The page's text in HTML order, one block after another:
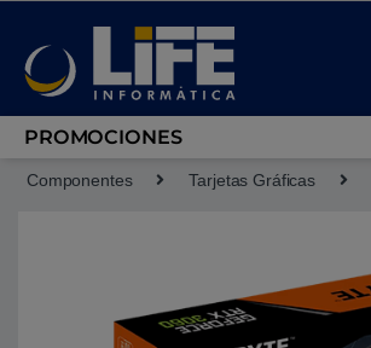
PROMOCIONES
Componentes Tarjetas Gráficas